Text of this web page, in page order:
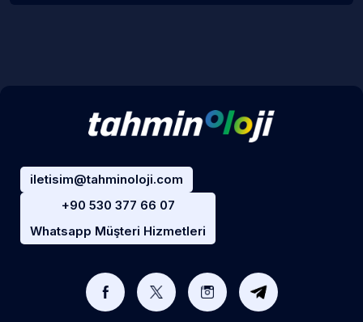
iletisim@tahminoloji.com
+90 530 377 66 07
Whatsapp Müşteri Hizmetleri